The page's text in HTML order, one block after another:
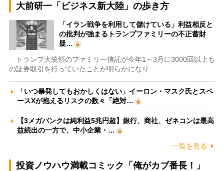
大前研一「ビジネス新大陸」の歩き方
「イラン戦争を利用して儲けている」利益相反と
の批判が強まるトランプファミリーの不正蓄財
疑…
トランプ大統領のファミリー信託が今年1～3月に3000回以上も
の証券取引を行っていたことが明らかになり…
「いつ暴発してもおかしくはない」イーロン・マスク氏とスペ
ースXが抱えるリスクの数々「絶対…
【3メガバンクは純利益5兆円超】銀行、商社、ゼネコンは最高
益続出の一方で、中小企業・…
一覧を見る
投資ノウハウ満載コミック「俺がカブ番長！」